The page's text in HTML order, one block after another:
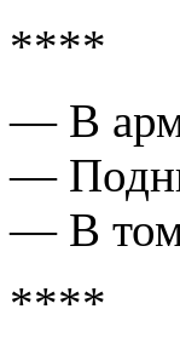
****
— В
—
— В
****